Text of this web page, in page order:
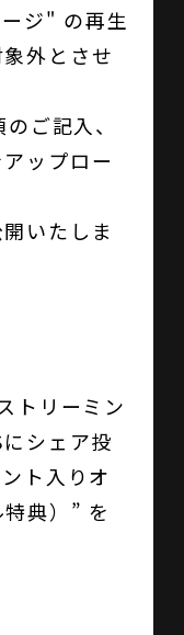
ジ" の再生
外とさせ
ご記入、
ップロー
いたしま
トリーミン
シェア投
ト入りオ
典）” を